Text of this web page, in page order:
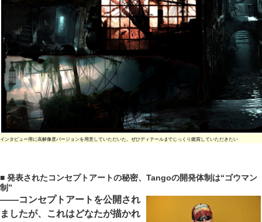
インタビュー用に高解像度バージョンを用意していただいた。ぜひディテールまでじっくり鑑賞していただきたい
■ 発表されたコンセプトアートの秘密、Tangoの開発体制は“ゴウマン
制”
――コンセプトアートを公開され
ましたが、これはどなたが描かれ